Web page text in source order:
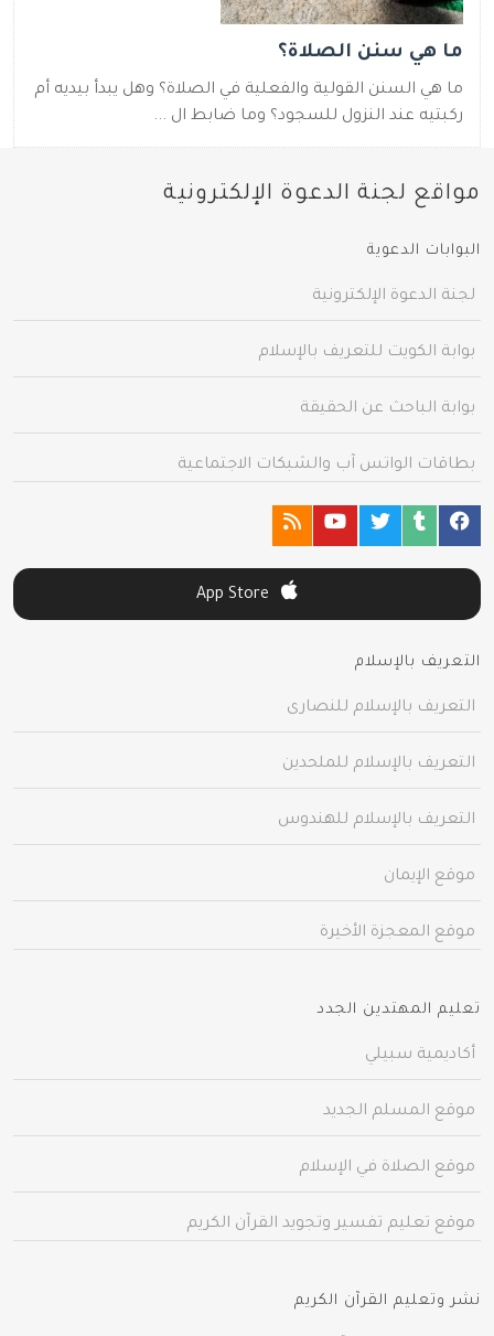
ما هي سنن الصلاة؟
ما هي السنن القولية والفعلية في الصلاة؟ وهل يبدأ بيديه أم
ركبتيه عند النزول للسجود؟ وما ضابط ال ...
مواقع لجنة الدعوة الإلكترونية
البوابات الدعوية
لجنة الدعوة الإلكترونية
بوابة الكويت للتعريف بالإسلام
بوابة الباحث عن الحقيقة
بطاقات الواتس آب والشبكات الاجتماعية
التعريف بالإسلام
التعريف بالإسلام للنصارى
التعريف بالإسلام للملحدين
التعريف بالإسلام للهندوس
موقع الإيمان
موقع المعجزة الأخيرة
تعليم المهتدين الجدد
أكاديمية سبيلي
موقع المسلم الجديد
موقع الصلاة في الإسلام
موقع تعليم تفسير وتجويد القرآن الكريم
نشر وتعليم القرآن الكريم